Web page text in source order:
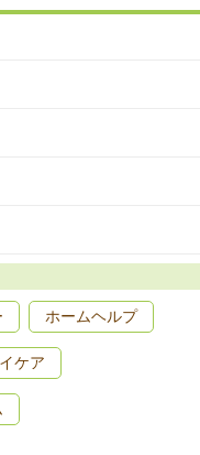
ホームヘルプ
ケア